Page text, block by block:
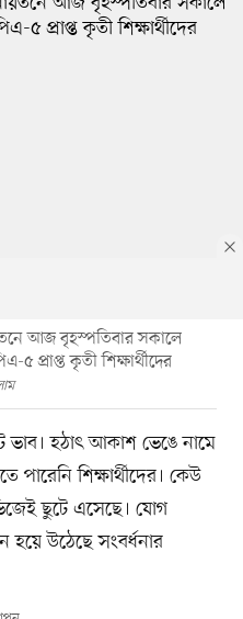
আজ বৃহস্পতিবার সকালে
প্রাপ্ত কৃতী শিক্ষার্থীদের
হঠাৎ আকাশ ভেঙে নামে
পারেনি শিক্ষার্থীদের। কেউ
ছুটে এসেছে। যোগ
উঠেছে সংবর্ধনার